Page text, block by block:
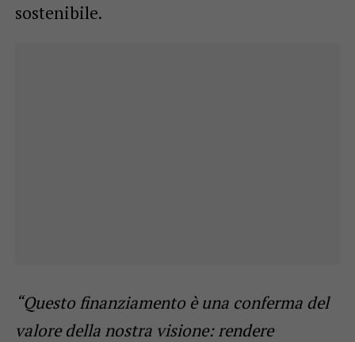
sostenibile.
“Questo finanziamento è una conferma del
valore della nostra visione: rendere